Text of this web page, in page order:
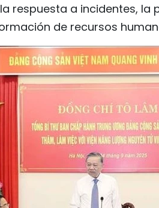
respuesta a incidentes, la
de recursos